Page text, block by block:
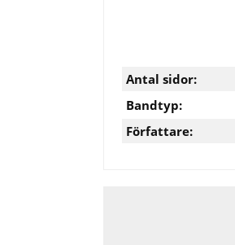
Antal sidor:
Bandtyp:
Författare: